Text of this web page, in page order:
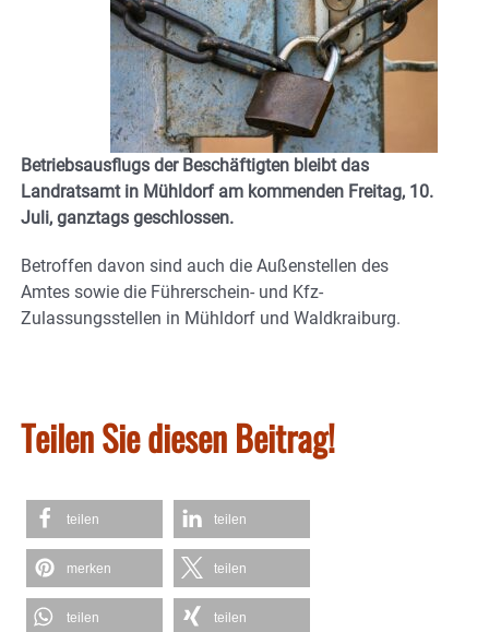
Betriebsausflugs der Beschäftigten bleibt das
Landratsamt in Mühldorf am kommenden Freitag, 10.
Juli, ganztags geschlossen.
Betroffen davon sind auch die Außenstellen des
Amtes sowie die Führerschein- und Kfz-
Zulassungsstellen in Mühldorf und Waldkraiburg.
Teilen Sie diesen Beitrag!
teilen teilen
merken teilen
teilen teilen